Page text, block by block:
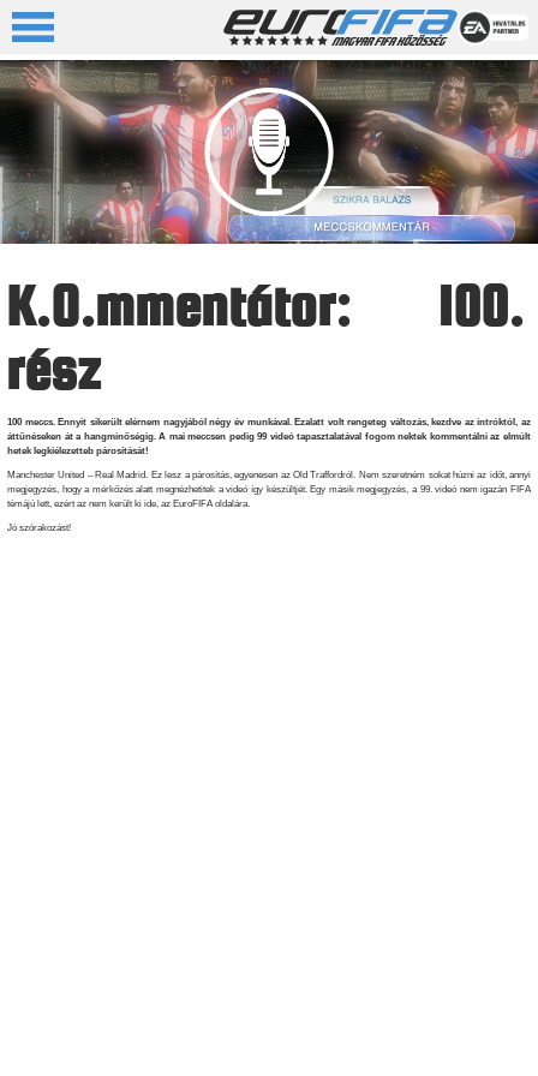
K.O.mmentátor: 100.
rész
100 meccs. Ennyit sikerült elérnem nagyjából négy év munkával. Ezalatt volt rengeteg változás, kezdve az intróktól, az
áttűnéseken át a hangminőségig. A mai meccsen pedig 99 videó tapasztalatával fogom nektek kommentálni az elmúlt
hetek legkiélezetteb párosítását!
Manchester United – Real Madrid. Ez lesz a párosítás, egyenesen az Old Traffordról. Nem szeretném sokat húzni az időt, annyi
megjegyzés, hogy a mérkőzés alatt megnézhetitek a videó így készültjét. Egy másik megjegyzés, a 99. videó nem igazán FIFA
témájú lett, ezért az nem került ki ide, az EuroFIFA oldalára.
Jó szórakozást!